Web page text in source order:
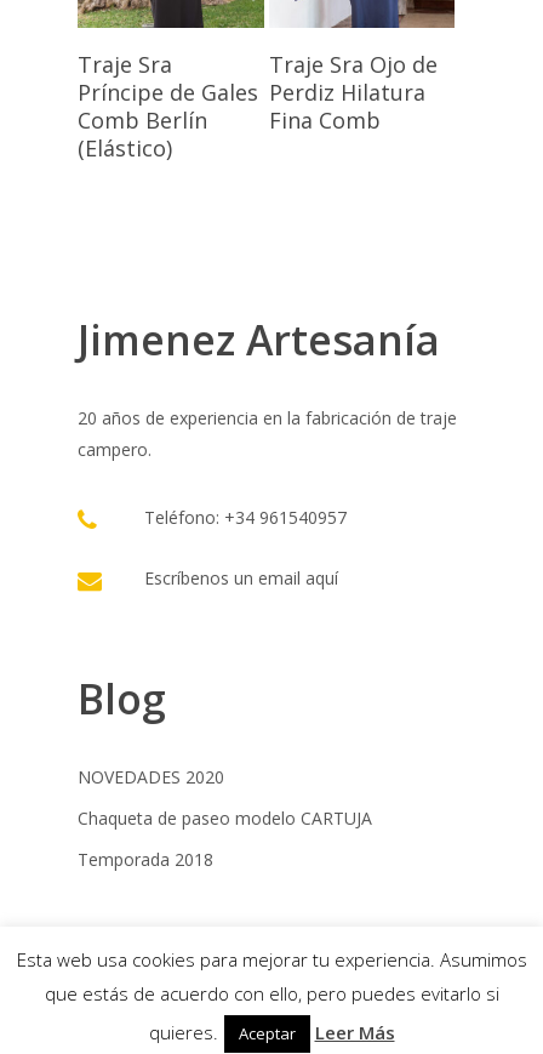
Seleccionar
Opciones
Traje Sra
Príncipe de Gales
Comb Berlín
(Elástico)
Seleccionar
Opciones
Traje Sra Ojo de
Perdiz Hilatura
Fina Comb
Jimenez Artesanía
20 años de experiencia en la fabricación de traje
campero.
Teléfono: +34 961540957
Escríbenos un email aquí
Blog
NOVEDADES 2020
Chaqueta de paseo modelo CARTUJA
Temporada 2018
© 2022 Campero Jimenez |Términos y
condiciones
Política de cookies
Desarrollo
web: Estrategia Online
Esta web usa cookies para mejorar tu experiencia. Asumimos
que estás de acuerdo con ello, pero puedes evitarlo si
quieres.
Aceptar Leer Más